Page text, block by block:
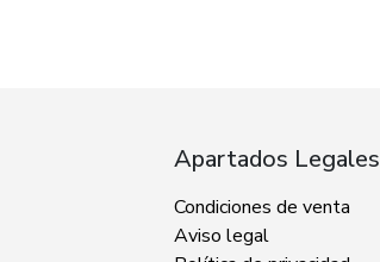
Apartados Legales
Condiciones de venta
Aviso legal